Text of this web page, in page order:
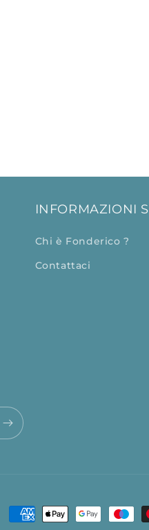
INFORMAZIONI
Chi è Fonderico ?
Contattaci
Metodi